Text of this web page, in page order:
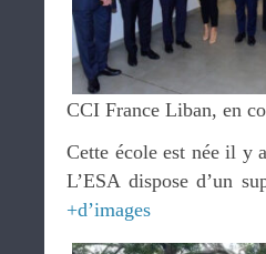
CCI France Liban, en
Cette école est née il y
L’ESA dispose d’un
+d’images